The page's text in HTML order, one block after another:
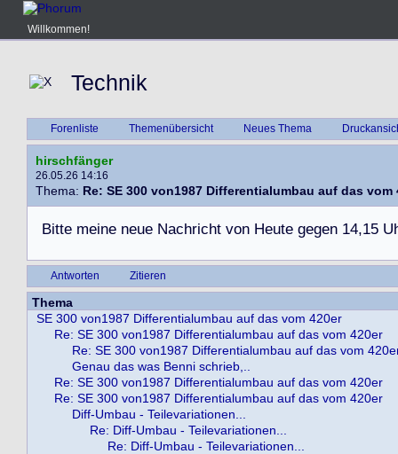
Willkommen!
Technik
Forenliste Themenübersicht Neues Thema
hirschfänger
26.05.26 14:16
Thema: Re: SE 300 von1987 Differentialumbau auf das vom
Bitte meine neue Nachricht von Heute gegen 14,15 U
Antworten Zitieren
Thema
SE 300 von1987 Differentialumbau auf das vom 420er
Re: SE 300 von1987 Differentialumbau auf das vom 420er
Re: SE 300 von1987 Differentialumbau auf das vom
Genau das was Benni schrieb,..
Re: SE 300 von1987 Differentialumbau auf das vom 420er
Re: SE 300 von1987 Differentialumbau auf das vom 420er
Diff-Umbau - Teilevariationen...
Re: Diff-Umbau - Teilevariationen...
Re: Diff-Umbau - Teilevariationen...